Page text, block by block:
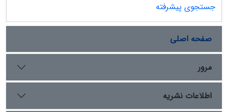
جستجوی پیشرفته
صفحه اصلی
مرور
اطلاعات نشریه